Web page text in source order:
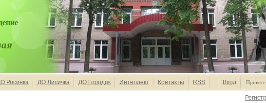
Росинка ДО Лисичка ДО Городок Интеллект Контакты RSS Вход